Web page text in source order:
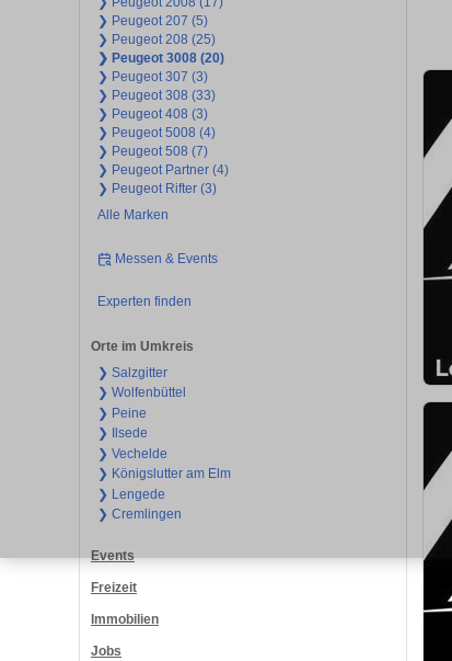
❯ Peugeot 207 (5)
❯ Peugeot 208 (25)
❯ Peugeot 3008 (20)
❯ Peugeot 307 (3)
❯ Peugeot 308 (33)
❯ Peugeot 408 (3)
❯ Peugeot 5008 (4)
❯ Peugeot 508 (7)
❯ Peugeot Partner (4)
❯ Peugeot Rifter (3)
Alle Marken
Messen & Events
Experten finden
Orte im Umkreis
❯ Salzgitter
❯ Wolfenbüttel
❯ Peine
❯ Ilsede
❯ Vechelde
❯ Königslutter am Elm
❯ Lengede
❯ Cremlingen
Events
Freizeit
Immobilien
Jobs